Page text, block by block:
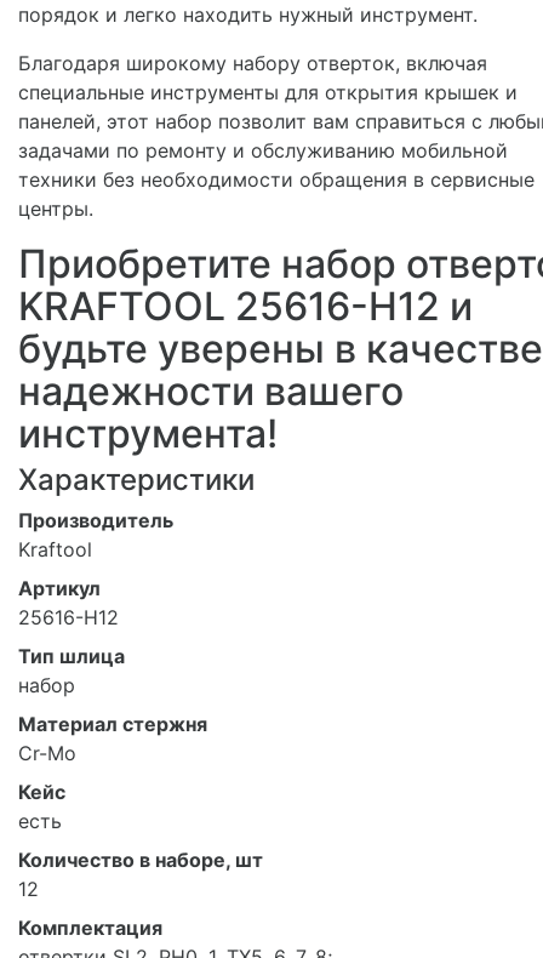
порядок и легко находить нужный инструмент.
Благодаря широкому набору отверток, включая
специальные инструменты для открытия крышек и
панелей, этот набор позволит вам справиться с
задачами по ремонту и обслуживанию мобильной
техники без необходимости обращения в сервисные
центры.
Приобретите набор
KRAFTOOL 25616-H12 и
будьте уверены в
надежности вашего
инструмента!
Характеристики
Производитель
Kraftool
Артикул
25616-H12
Тип шлица
набор
Материал стержня
Cr-Mo
Кейс
есть
Количество в наборе, шт
12
Комплектация